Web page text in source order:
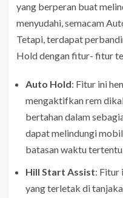
yang berperan buat
menyudahi, semacam
Tetapi, terdapat
Hold dengan fitur- fitur
Auto Hold: Fitur ini
mengaktifkan rem
bertahan dalam
dapat melindungi
batasan waktu
Hill Start Assist: Fitur
yang terletak di